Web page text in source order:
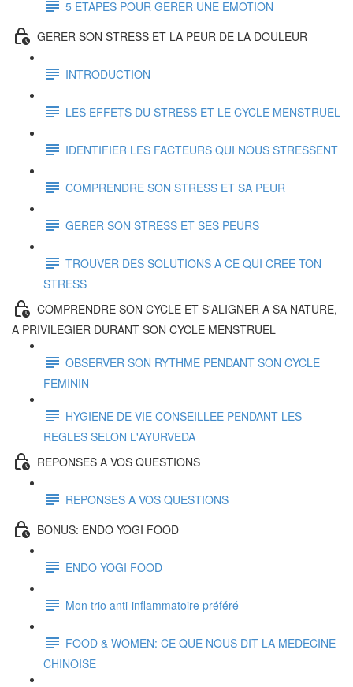
5 ETAPES POUR GERER UNE EMOTION
GERER SON STRESS ET LA PEUR DE LA DOULEUR
INTRODUCTION
LES EFFETS DU STRESS ET LE CYCLE MENSTRUEL
IDENTIFIER LES FACTEURS QUI NOUS STRESSENT
COMPRENDRE SON STRESS ET SA PEUR
GERER SON STRESS ET SES PEURS
TROUVER DES SOLUTIONS A CE QUI CREE TON
STRESS
COMPRENDRE SON CYCLE ET S'ALIGNER A SA NATURE,
A PRIVILEGIER DURANT SON CYCLE MENSTRUEL
OBSERVER SON RYTHME PENDANT SON CYCLE
FEMININ
HYGIENE DE VIE CONSEILLEE PENDANT LES
REGLES SELON L'AYURVEDA
REPONSES A VOS QUESTIONS
REPONSES A VOS QUESTIONS
BONUS: ENDO YOGI FOOD
ENDO YOGI FOOD
Mon trio anti-inflammatoire préféré
FOOD & WOMEN: CE QUE NOUS DIT LA MEDECINE
CHINOISE